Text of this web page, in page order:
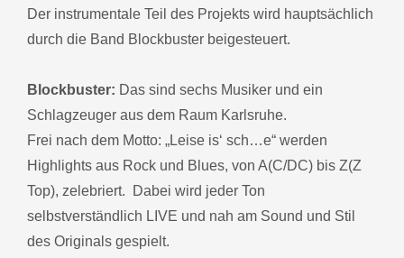
Der instrumentale Teil des Projekts wird hauptsächlich
durch die Band Blockbuster beigesteuert.
Blockbuster: Das sind sechs Musiker und ein
Schlagzeuger aus dem Raum Karlsruhe.
Frei nach dem Motto: „Leise is‘ sch…e“ werden
Highlights aus Rock und Blues, von A(C/DC) bis Z(Z
Top), zelebriert. Dabei wird jeder Ton
selbstverständlich LIVE und nah am Sound und Stil
des Originals gespielt.